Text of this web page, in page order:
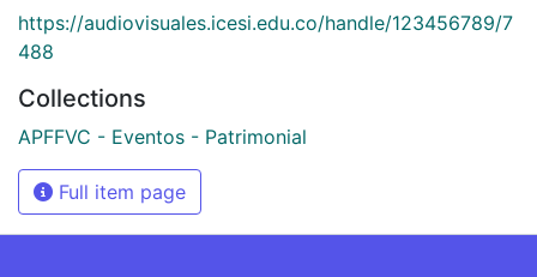
https://audiovisuales.icesi.edu.co/handle/123456789/7
488
Collections
APFFVC - Eventos - Patrimonial
Full item page